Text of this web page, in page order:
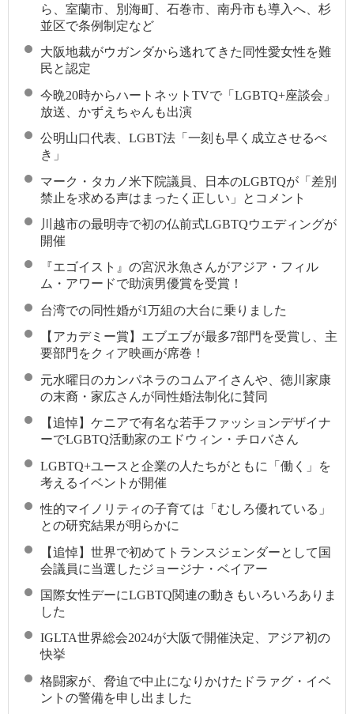
ら、室蘭市、別海町、石巻市、南丹市も導入へ、杉
並区で条例制定など
大阪地裁がウガンダから逃れてきた同性愛女性を難
民と認定
今晩20時からハートネットTVで「LGBTQ+座談会」
放送、かずえちゃんも出演
公明山口代表、LGBT法「一刻も早く成立させるべ
き」
マーク・タカノ米下院議員、日本のLGBTQが「差別
禁止を求める声はまったく正しい」とコメント
川越市の最明寺で初の仏前式LGBTQウエディングが
開催
『エゴイスト』の宮沢氷魚さんがアジア・フィル
ム・アワードで助演男優賞を受賞！
台湾での同性婚が1万組の大台に乗りました
【アカデミー賞】エブエブが最多7部門を受賞し、主
要部門をクィア映画が席巻！
元水曜日のカンパネラのコムアイさんや、徳川家康
の末裔・家広さんが同性婚法制化に賛同
【追悼】ケニアで有名な若手ファッションデザイナ
ーでLGBTQ活動家のエドウィン・チロバさん
LGBTQ+ユースと企業の人たちがともに「働く」を
考えるイベントが開催
性的マイノリティの子育ては「むしろ優れている」
との研究結果が明らかに
【追悼】世界で初めてトランスジェンダーとして国
会議員に当選したジョージナ・ベイアー
国際女性デーにLGBTQ関連の動きもいろいろありま
した
IGLTA世界総会2024が大阪で開催決定、アジア初の
快挙
格闘家が、脅迫で中止になりかけたドラァグ・イベ
ントの警備を申し出ました